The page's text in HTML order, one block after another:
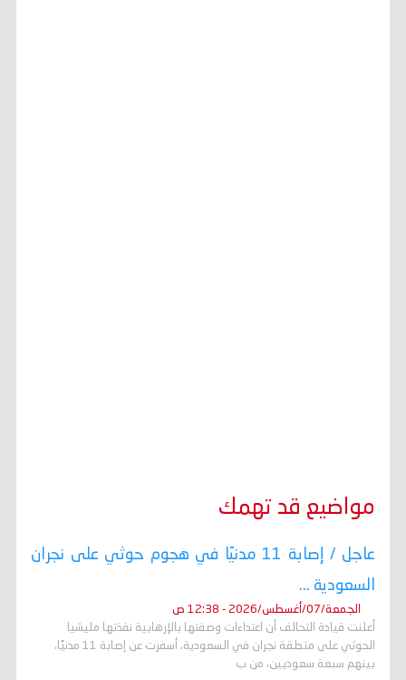
مواضيع قد تهمك
عاجل / إصابة 11 مدنيًا في هجوم حوثي على نجران
السعودية ...
الجمعة/07/أغسطس/2026 - 12:38 ص
أعلنت قيادة التحالف أن اعتداءات وصفتها بالإرهابية نفذتها مليشيا
الحوثي على منطقة نجران في السعودية، أسفرت عن إصابة 11 مدنيًا،
بينهم سبعة سعوديين، من ب